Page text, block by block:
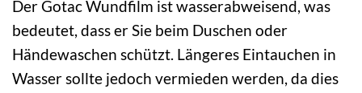
Der Gotac Wundfilm ist wasserabweisend, was
bedeutet, dass er Sie beim Duschen oder
Händewaschen schützt. Längeres Eintauchen in
Wasser sollte jedoch vermieden werden, da dies